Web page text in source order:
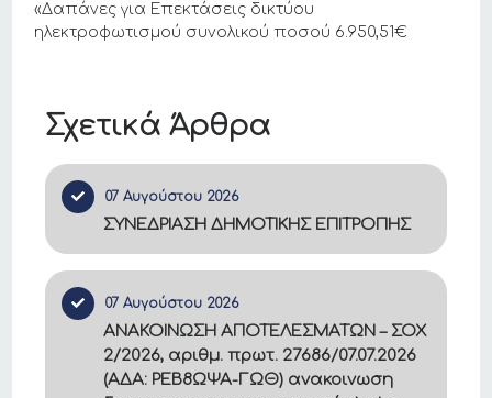
Σχετικά Άρθρα
07 Αυγούστου 2026
ΣΥΝΕΔΡΙΑΣΗ ΔΗΜΟΤΙΚΗΣ ΕΠΙΤΡΟΠΗΣ
07 Αυγούστου 2026
ΑΝΑΚΟΙΝΩΣΗ ΑΠΟΤΕΛΕΣΜΑΤΩΝ – ΣΟΧ
2/2026, αριθμ. πρωτ. 27686/07.07.2026
(ΑΔΑ: ΡΕΒ8ΩΨΑ-ΓΩΘ) ανακοινωση
«Δαπάνες για Επεκτάσεις δικτύου
ηλεκτροφωτισμού συνολικού ποσού 6.950,51€